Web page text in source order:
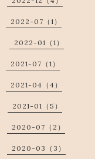
2022-07（1）
2022-01（1）
2021-07（1）
2021-04（4）
2021-01（5）
2020-07（2）
2020-03（3）